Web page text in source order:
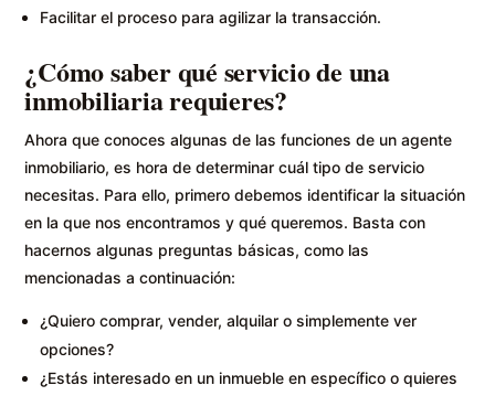
Facilitar el proceso para agilizar la transacción.
¿Cómo saber qué servicio de una
inmobiliaria requieres?
Ahora que conoces algunas de las funciones de un agente
inmobiliario, es hora de determinar cuál tipo de servicio
necesitas. Para ello, primero debemos identificar la situación
en la que nos encontramos y qué queremos. Basta con
hacernos algunas preguntas básicas, como las
mencionadas a continuación:
¿Quiero comprar, vender, alquilar o simplemente ver
opciones?
¿Estás interesado en un inmueble en específico o quieres